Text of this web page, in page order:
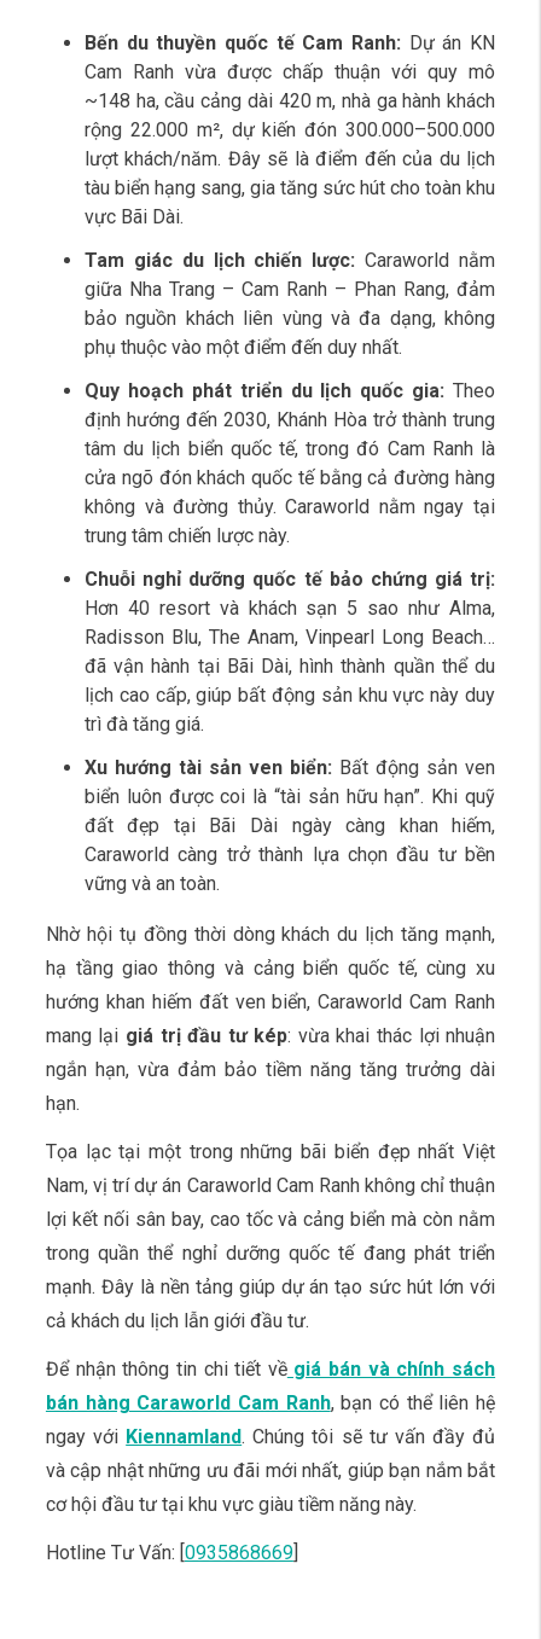
Bến du thuyền quốc tế Cam Ranh: Dự án KN
Cam Ranh vừa được chấp thuận với quy mô
~148 ha, cầu cảng dài 420 m, nhà ga hành khách
rộng 22.000 m², dự kiến đón 300.000–500.000
lượt khách/năm. Đây sẽ là điểm đến của du lịch
tàu biển hạng sang, gia tăng sức hút cho toàn khu
vực Bãi Dài.
Tam giác du lịch chiến lược: Caraworld nằm
giữa Nha Trang – Cam Ranh – Phan Rang, đảm
bảo nguồn khách liên vùng và đa dạng, không
phụ thuộc vào một điểm đến duy nhất.
Quy hoạch phát triển du lịch quốc gia: Theo
định hướng đến 2030, Khánh Hòa trở thành trung
tâm du lịch biển quốc tế, trong đó Cam Ranh là
cửa ngõ đón khách quốc tế bằng cả đường hàng
không và đường thủy. Caraworld nằm ngay tại
trung tâm chiến lược này.
Chuỗi nghỉ dưỡng quốc tế bảo chứng giá trị:
Hơn 40 resort và khách sạn 5 sao như Alma,
Radisson Blu, The Anam, Vinpearl Long Beach…
đã vận hành tại Bãi Dài, hình thành quần thể du
lịch cao cấp, giúp bất động sản khu vực này duy
trì đà tăng giá.
Xu hướng tài sản ven biển: Bất động sản ven
biển luôn được coi là “tài sản hữu hạn”. Khi quỹ
đất đẹp tại Bãi Dài ngày càng khan hiếm,
Caraworld càng trở thành lựa chọn đầu tư bền
vững và an toàn.
Nhờ hội tụ đồng thời dòng khách du lịch tăng mạnh,
hạ tầng giao thông và cảng biển quốc tế, cùng xu
hướng khan hiếm đất ven biển, Caraworld Cam Ranh
mang lại giá trị đầu tư kép: vừa khai thác lợi nhuận
ngắn hạn, vừa đảm bảo tiềm năng tăng trưởng dài
hạn.
Tọa lạc tại một trong những bãi biển đẹp nhất Việt
Nam, vị trí dự án Caraworld Cam Ranh không chỉ thuận
lợi kết nối sân bay, cao tốc và cảng biển mà còn nằm
trong quần thể nghỉ dưỡng quốc tế đang phát triển
mạnh. Đây là nền tảng giúp dự án tạo sức hút lớn với
cả khách du lịch lẫn giới đầu tư.
Để nhận thông tin chi tiết vềgiá bán và chính sách
bán hàng Caraworld Cam Ranh, bạn có thể liên hệ
ngay với Kiennamland. Chúng tôi sẽ tư vấn đầy đủ
và cập nhật những ưu đãi mới nhất, giúp bạn nắm bắt
cơ hội đầu tư tại khu vực giàu tiềm năng này.
Hotline Tư Vấn: [ 0935868669]